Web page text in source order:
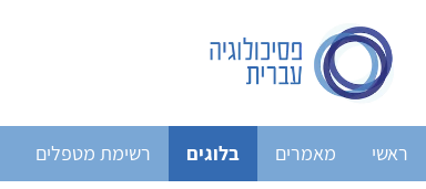
ראשי מאמרים בלוגים רשימת מטפלים